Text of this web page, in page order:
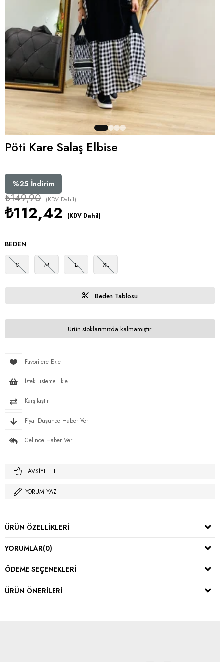
Pöti Kare Salaş Elbise
%25 İndirim
₺149,90 (KDV Dahil)
₺112,42 (KDV Dahil)
BEDEN
S M L XL
Beden Tablosu
Ürün stoklarımızda kalmamıştır.
Favorilere Ekle
İstek Listeme Ekle
Karşılaştır
Fiyat Düşünce Haber Ver
Gelince Haber Ver
TAVSIYE ET
YORUM YAZ
ÜRÜN ÖZELLIKLERI
YORUMLAR(0)
ÖDEME SEÇENEKLERI
ÜRÜN ÖNERILERI